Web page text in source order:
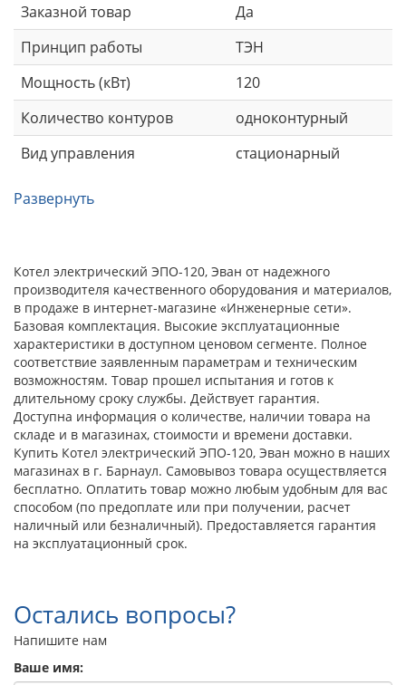
Заказной товар
Да
Принцип работы
ТЭН
Мощность (кВт)
120
Количество контуров
одноконтурный
Вид управления
стационарный
Развернуть
Котел электрический ЭПО-120, Эван от надежного
производителя качественного оборудования и материалов,
в продаже в интернет-магазине «Инженерные сети».
Базовая комплектация. Высокие эксплуатационные
характеристики в доступном ценовом сегменте. Полное
соответствие заявленным параметрам и техническим
возможностям. Товар прошел испытания и готов к
длительному сроку службы. Действует гарантия.
Доступна информация о количестве, наличии товара на
складе и в магазинах, стоимости и времени доставки.
Купить Котел электрический ЭПО-120, Эван можно в наших
магазинах в г. Барнаул. Самовывоз товара осуществляется
бесплатно. Оплатить товар можно любым удобным для вас
способом (по предоплате или при получении, расчет
наличный или безналичный). Предоставляется гарантия
на эксплуатационный срок.
Остались вопросы?
Напишите нам
Ваше имя: